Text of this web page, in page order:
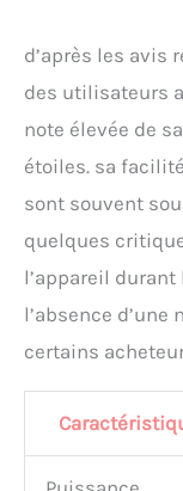
d’après les avis
des utilisateurs
note élevée de
étoiles. sa
sont souvent
quelques
l’appareil
l’absence
certains